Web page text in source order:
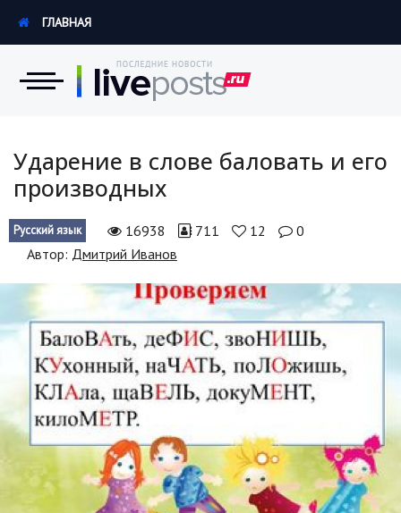
Экономика
Происшествия
Россия
Наука и техника
Политика
Образование
В мире
Культура
ГЛАВНАЯ
Ударение в слове баловать и его
производных
Русский язык 16938 711 12
0
Автор: Дмитрий Иванов